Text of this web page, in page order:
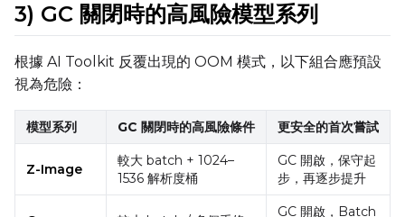
3) GC 關閉時的高風險模型系列
根據 AI Toolkit 反覆出現的 OOM 模式，以下組合應預設
視為危險：
模型系列 GC 關閉時的高風險條件 更安全的首次嘗試
Z-Image
較大 batch + 1024–
1536 解析度桶
GC 開啟，保守起
步，再逐步提升
GC 開啟，Batch